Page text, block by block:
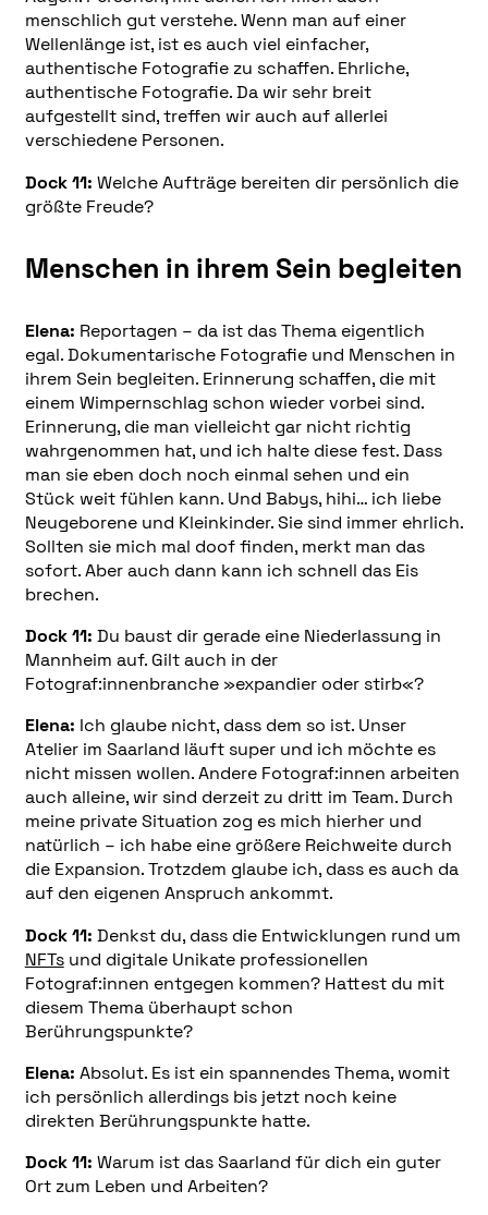
menschlich gut verstehe. Wenn man auf einer
Wellenlänge ist, ist es auch viel einfacher,
authentische Fotografie zu schaffen. Ehrliche,
authentische Fotografie. Da wir sehr breit
aufgestellt sind, treffen wir auch auf allerlei
verschiedene Personen.
Dock 11: Welche Aufträge bereiten dir persönlich die
größte Freude?
Menschen in ihrem Sein begleiten
Elena: Reportagen – da ist das Thema eigentlich
egal. Dokumentarische Fotografie und Menschen in
ihrem Sein begleiten. Erinnerung schaffen, die mit
einem Wimpernschlag schon wieder vorbei sind.
Erinnerung, die man vielleicht gar nicht richtig
wahrgenommen hat, und ich halte diese fest. Dass
man sie eben doch noch einmal sehen und ein
Stück weit fühlen kann. Und Babys, hihi… ich liebe
Neugeborene und Kleinkinder. Sie sind immer ehrlich.
Sollten sie mich mal doof finden, merkt man das
sofort. Aber auch dann kann ich schnell das Eis
brechen.
Dock 11: Du baust dir gerade eine Niederlassung in
Mannheim auf. Gilt auch in der
Fotograf:innenbranche »expandier oder stirb«?
Elena: Ich glaube nicht, dass dem so ist. Unser
Atelier im Saarland läuft super und ich möchte es
nicht missen wollen. Andere Fotograf:innen arbeiten
auch alleine, wir sind derzeit zu dritt im Team. Durch
meine private Situation zog es mich hierher und
natürlich – ich habe eine größere Reichweite durch
die Expansion. Trotzdem glaube ich, dass es auch da
auf den eigenen Anspruch ankommt.
Dock 11: Denkst du, dass die Entwicklungen rund um
NFTsund digitale Unikate professionellen
Fotograf:innen entgegen kommen? Hattest du mit
diesem Thema überhaupt schon
Berührungspunkte?
Elena: Absolut. Es ist ein spannendes Thema, womit
ich persönlich allerdings bis jetzt noch keine
direkten Berührungspunkte hatte.
Dock 11: Warum ist das Saarland für dich ein guter
Ort zum Leben und Arbeiten?